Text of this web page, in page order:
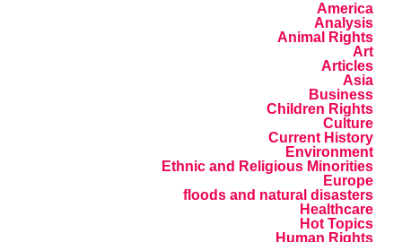
America
Analysis
Animal Rights
Art
Articles
Asia
Business
Children Rights
Culture
Current History
Environment
Ethnic and Religious Minorities
Europe
floods and natural disasters
Healthcare
Hot Topics
Human Rights